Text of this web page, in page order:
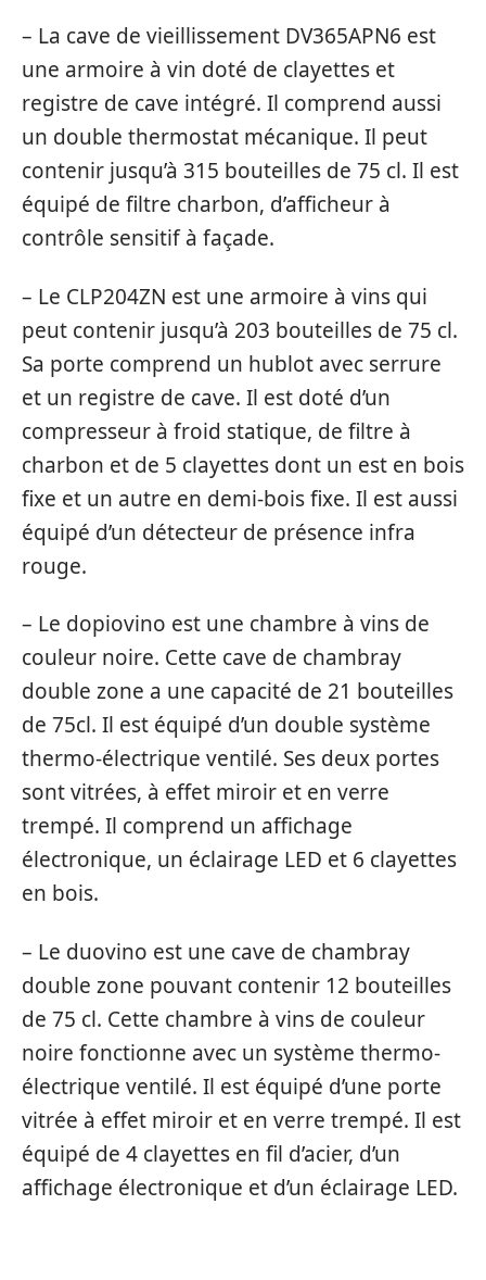
– La cave de vieillissement DV365APN6 est
une armoire à vin doté de clayettes et
registre de cave intégré. Il comprend aussi
un double thermostat mécanique. Il peut
contenir jusqu’à 315 bouteilles de 75 cl. Il est
équipé de filtre charbon, d’afficheur à
contrôle sensitif à façade.
– Le CLP204ZN est une armoire à vins qui
peut contenir jusqu’à 203 bouteilles de 75 cl.
Sa porte comprend un hublot avec serrure
et un registre de cave. Il est doté d’un
compresseur à froid statique, de filtre à
charbon et de 5 clayettes dont un est en bois
fixe et un autre en demi-bois fixe. Il est aussi
équipé d’un détecteur de présence infra
rouge.
– Le dopiovino est une chambre à vins de
couleur noire. Cette cave de chambray
double zone a une capacité de 21 bouteilles
de 75cl. Il est équipé d’un double système
thermo-électrique ventilé. Ses deux portes
sont vitrées, à effet miroir et en verre
trempé. Il comprend un affichage
électronique, un éclairage LED et 6 clayettes
en bois.
– Le duovino est une cave de chambray
double zone pouvant contenir 12 bouteilles
de 75 cl. Cette chambre à vins de couleur
noire fonctionne avec un système thermo-
électrique ventilé. Il est équipé d’une porte
vitrée à effet miroir et en verre trempé. Il est
équipé de 4 clayettes en fil d’acier, d’un
affichage électronique et d’un éclairage LED.